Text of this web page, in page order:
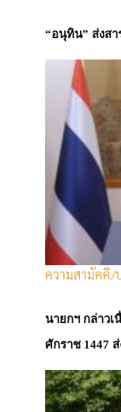
“อนุทิน” ส่งสา
ความสามัคคี/
นายกฯ กล่าวเ
ศักราช 1447
1 กันยายน 2568คริส